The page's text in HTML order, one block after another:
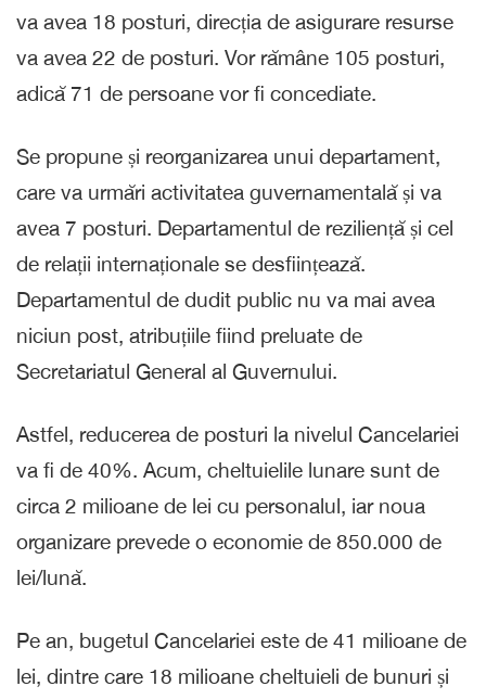
va avea 18 posturi, direcția de asigurare resurse
va avea 22 de posturi. Vor rămâne 105 posturi,
adică 71 de persoane vor fi concediate.
Se propune și reorganizarea unui departament,
care va urmări activitatea guvernamentală și va
avea 7 posturi. Departamentul de reziliență și cel
de relații internaționale se desființează.
Departamentul de dudit public nu va mai avea
niciun post, atribuțiile fiind preluate de
Secretariatul General al Guvernului.
Astfel, reducerea de posturi la nivelul Cancelariei
va fi de 40%. Acum, cheltuielile lunare sunt de
circa 2 milioane de lei cu personalul, iar noua
organizare prevede o economie de 850.000 de
lei/lună.
Pe an, bugetul Cancelariei este de 41 milioane de
lei, dintre care 18 milioane cheltuieli de bunuri și